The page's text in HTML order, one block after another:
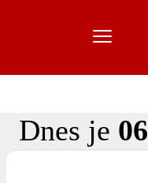
Dnes je